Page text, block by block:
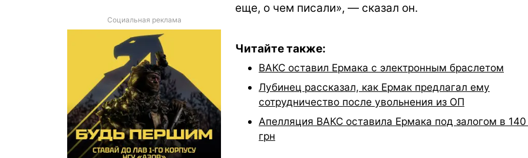
еще, о чем писали», — сказал он.
Читайте также:
ВАКС оставил Ермака с электронным браслетом
Лубинец рассказал, как Ермак предлагал ему
сотрудничество после увольнения из ОП
Апелляция ВАКС оставила Ермака под залогом в
грн
Социальная реклама